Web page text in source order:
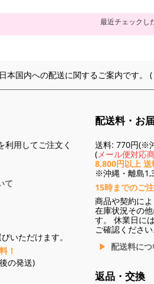
最近チェックし
日本国内への配送に関するご案内です。 (
利用してご注文く
て
いただけます。
！
の発送)
配送料・お
送料: 770円(※
(メール便対応
8,800円以上 送
※沖縄・離島
15時までのご
商品や契約に
在庫状況その
す。 休業日に
ご確認ください
配送料につ
返品・交換